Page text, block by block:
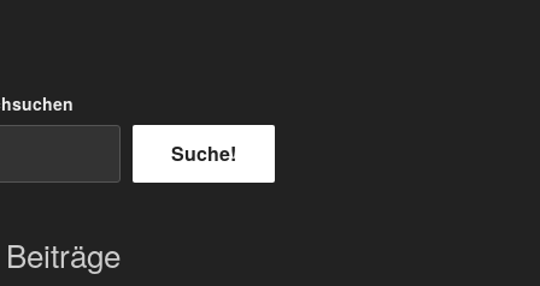
Suche!